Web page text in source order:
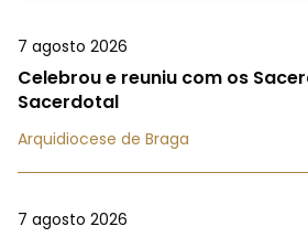
7 agosto 2026
Celebrou e reuniu com os
Sacerdotal
Arquidiocese de Braga
7 agosto 2026